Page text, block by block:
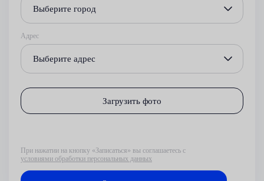
Выберите город
Адрес
Выберите адрес
Загрузить фото
При нажатии на кнопку «Записаться» вы соглашаетесь с
условиями обработки персональных данных